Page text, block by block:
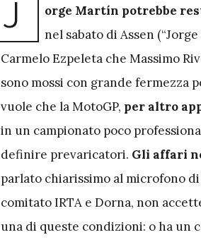
J orge Martín potrebbe
nel sabato di Assen
Carmelo Ezpeleta che Massimo
sono mossi con grande fermezza
vuole che la MotoGP, per altro
in un campionato poco
definire prevaricatori. Gli affari
parlato chiarissimo al microfono di
comitato IRTA e Dorna, non
una di queste condizioni: o ha un